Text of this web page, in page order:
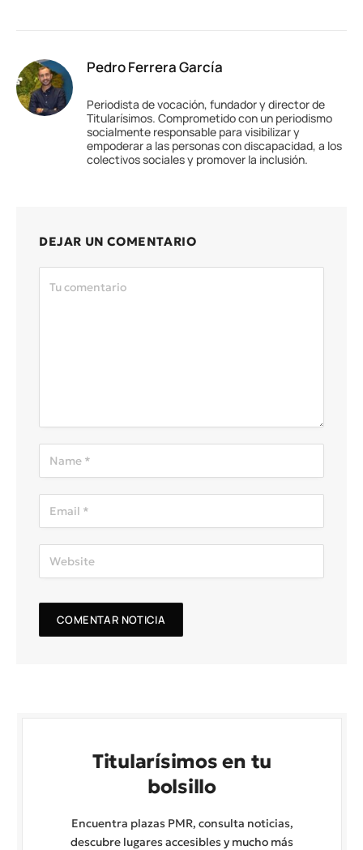
Pedro Ferrera García
Periodista de vocación, fundador y director de
Titularísimos. Comprometido con un periodismo
socialmente responsable para visibilizar y
empoderar a las personas con discapacidad, a los
colectivos sociales y promover la inclusión.
DEJAR UN COMENTARIO
Titularísimos en tu
bolsillo
Encuentra plazas PMR, consulta noticias,
descubre lugares accesibles y mucho más